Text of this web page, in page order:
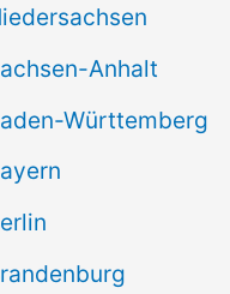
Anhalt
Württemberg